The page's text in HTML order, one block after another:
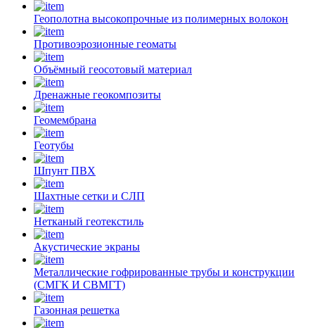
Геополотна высокопрочные из полимерных волокон
Противоэрозионные геоматы
Объёмный геосотовый материал
Дренажные геокомпозиты
Геомембрана
Геотубы
Шпунт ПВХ
Шахтные сетки и СЛП
Нетканый геотекстиль
Акустические экраны
Металлические гофрированные трубы и конструкции
(СМГК И СВМГТ)
Газонная решетка